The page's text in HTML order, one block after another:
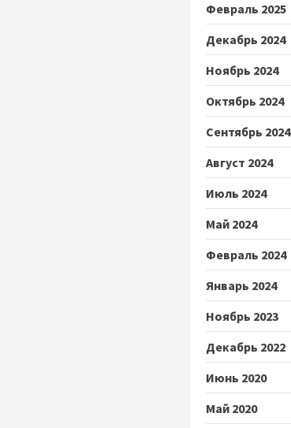
Февраль 2025
Декабрь 2024
Ноябрь 2024
Октябрь 2024
Сентябрь 2024
Август 2024
Июль 2024
Май 2024
Февраль 2024
Январь 2024
Ноябрь 2023
Декабрь 2022
Июнь 2020
Май 2020